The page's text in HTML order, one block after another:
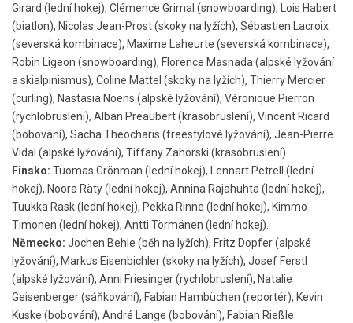
Girard (lední hokej), Clémence Grimal (snowboarding), Lois Habert
(biatlon), Nicolas Jean-Prost (skoky na lyžích), Sébastien Lacroix
(severská kombinace), Maxime Laheurte (severská kombinace),
Robin Ligeon (snowboarding), Florence Masnada (alpské lyžování
a skialpinismus), Coline Mattel (skoky na lyžích), Thierry Mercier
(curling), Nastasia Noens (alpské lyžování), Véronique Pierron
(rychlobruslení), Alban Preaubert (krasobruslení), Vincent Ricard
(bobování), Sacha Theocharis (freestylové lyžování), Jean-Pierre
Vidal (alpské lyžování), Tiffany Zahorski (krasobruslení).
Finsko: Tuomas Grönman (lední hokej), Lennart Petrell (lední
hokej), Noora Räty (lední hokej), Annina Rajahuhta (lední hokej),
Tuukka Rask (lední hokej), Pekka Rinne (lední hokej), Kimmo
Timonen (lední hokej), Antti Törmänen (lední hokej).
Německo: Jochen Behle (běh na lyžích), Fritz Dopfer (alpské
lyžování), Markus Eisenbichler (skoky na lyžích), Josef Ferstl
(alpské lyžování), Anni Friesinger (rychlobruslení), Natalie
Geisenberger (sáňkování), Fabian Hambüchen (reportér), Kevin
Kuske (bobování), André Lange (bobování), Fabian Rießle